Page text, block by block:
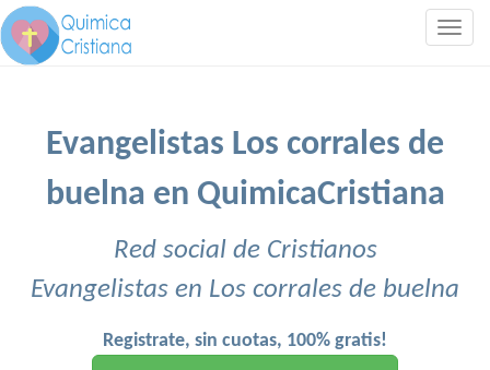
Evangelistas Los corrales de
buelna en QuimicaCristiana
Red social de Cristianos
Evangelistas en Los corrales de buelna
Registrate, sin cuotas, 100% gratis!